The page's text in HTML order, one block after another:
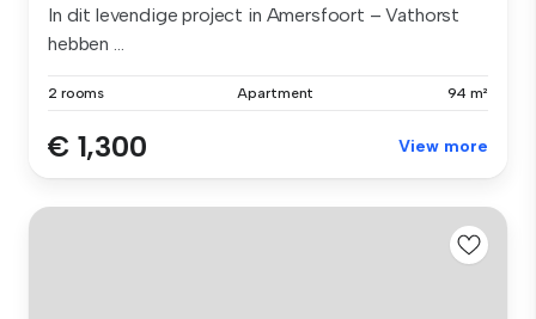
In dit levendige project in Amersfoort – Vathorst
hebben ...
2 rooms Apartment 94 m²
€ 1,300 View more